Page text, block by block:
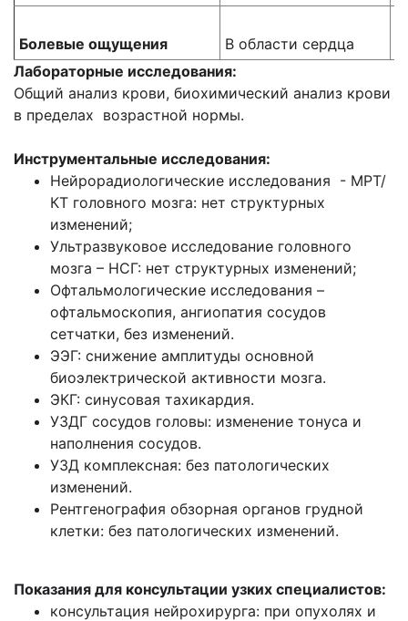
Болевые ощущения В области сердца
Лабораторные исследования:
Общий анализ крови, биохимический анализ крови
в пределах возрастной нормы.
Инструментальные исследования:
Нейрорадиологические исследования - МРТ/
КТ головного мозга: нет структурных
изменений;
Ультразвуковое исследование головного
мозга – НСГ: нет структурных изменений;
Офтальмологические исследования –
офтальмоскопия, ангиопатия сосудов
сетчатки, без изменений.
ЭЭГ: снижение амплитуды основной
биоэлектрической активности мозга.
ЭКГ: синусовая тахикардия.
УЗДГ сосудов головы: изменение тонуса и
наполнения сосудов.
УЗД комплексная: без патологических
изменений.
Рентгенография обзорная органов грудной
клетки: без патологических изменений.
Показания для консультации узких специалистов:
консультация нейрохирурга: при опухолях и